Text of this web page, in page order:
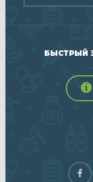
БЫСТРЫЙ